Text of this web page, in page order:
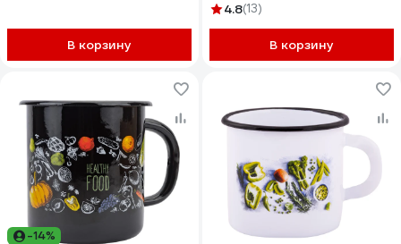
В корзину
4.8(13)
В корзину
-14%